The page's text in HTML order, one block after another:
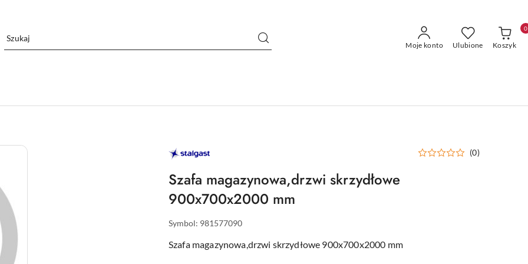
Moje konto Ulubione Koszyk
0
STALGAST
–
DLA
GASTRONOMII
(0)
Szafa magazynowa,drzwi skrzydłowe
900x700x2000 mm
Symbol: 981577090
Szafa magazynowa,drzwi skrzydłowe 900x700x2000 mm